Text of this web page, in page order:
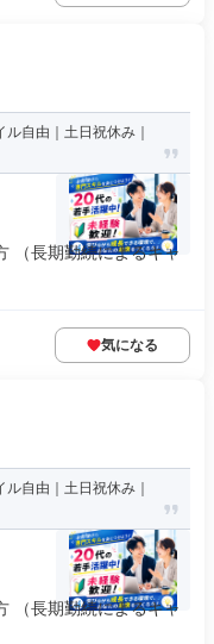
自由｜土日祝休み｜
（長期勤続によるキャ
気になる
自由｜土日祝休み｜
（長期勤続によるキャ